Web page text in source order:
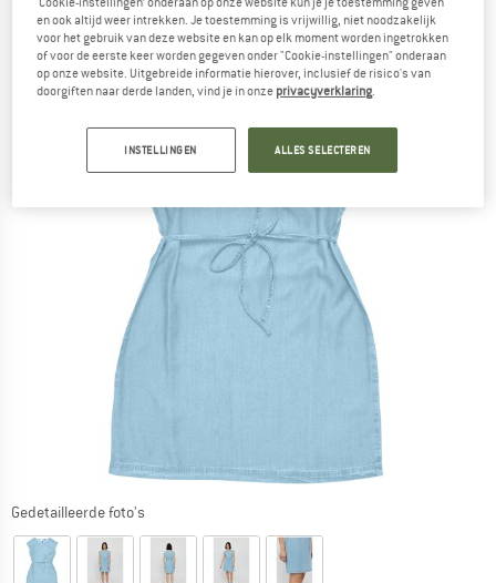
Gedetailleerde foto's
en ook altijd weer intrekken. Je toestemming is vrijwillig, niet noodzakelijk
voor het gebruik van deze website en kan op elk moment worden ingetrokken
of voor de eerste keer worden gegeven onder "Cookie-instellingen" onderaan
op onze website. Uitgebreide informatie hierover, inclusief de risico's van
doorgiften naar derde landen, vind je in onze privacyverklaring.
INSTELLINGEN ALLES SELECTEREN